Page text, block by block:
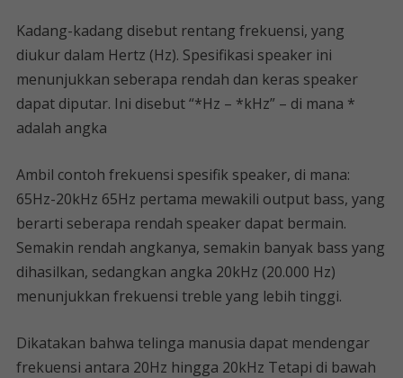
Kadang-kadang disebut rentang frekuensi, yang
diukur dalam Hertz (Hz). Spesifikasi speaker ini
menunjukkan seberapa rendah dan keras speaker
dapat diputar. Ini disebut “*Hz – *kHz” – di mana *
adalah angka
Ambil contoh frekuensi spesifik speaker, di mana:
65Hz-20kHz 65Hz pertama mewakili output bass, yang
berarti seberapa rendah speaker dapat bermain.
Semakin rendah angkanya, semakin banyak bass yang
dihasilkan, sedangkan angka 20kHz (20.000 Hz)
menunjukkan frekuensi treble yang lebih tinggi.
Dikatakan bahwa telinga manusia dapat mendengar
frekuensi antara 20Hz hingga 20kHz Tetapi di bawah